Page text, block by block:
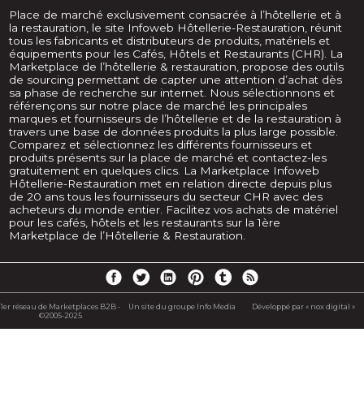
Place de marché exclusivement consacrée à l’hôtellerie et à
la restauration, le site Infoweb Hôtellerie-Restauration, réunit
tous les fabricants et distributeurs de produits, matériels et
équipements pour les Cafés, Hôtels et Restaurants (CHR). La
Marketplace de l’hôtellerie & restauration, propose des outils
de sourcing permettant de capter une attention d’achat dès
sa phase de recherche sur internet. Nous sélectionnons et
référençons sur notre place de marché les principales
marques et fournisseurs de l’hôtellerie et de la restauration à
travers une base de données produits la plus large possible.
Comparez et sélectionnez les différents fournisseurs et
produits présents sur la place de marché et contactez-les
gratuitement en quelques clics. La Marketplace Infoweb
Hôtellerie-Restauration met en relation directe depuis plus
de 20 ans tous les fournisseurs du secteur CHR avec des
acheteurs du monde entier. Facilitez vos achats de matériel
pour les cafés, hôtels et les restaurants sur la 1ère
Marketplace de l’Hôtellerie & Restauration.
1er réseau de Marketplaces B2B -
©2005-2025
Un site du groupe Info Media Développé par « nox digital »